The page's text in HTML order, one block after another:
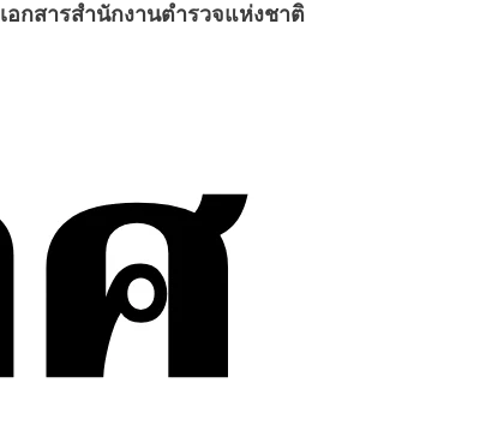
เอกสารสำนักงานตำรวจแห่งชาติ